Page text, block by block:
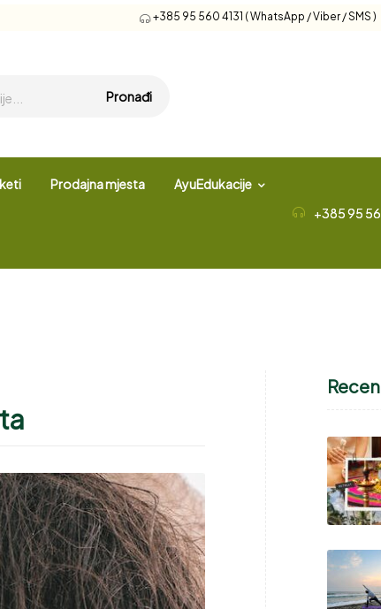
+385 95 560 4131 ( WhatsApp / Viber / SMS )
Pronađi
Prodajna mjesta AyuEdukacije
+385 95